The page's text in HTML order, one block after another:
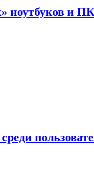
ноутбуков и ПК